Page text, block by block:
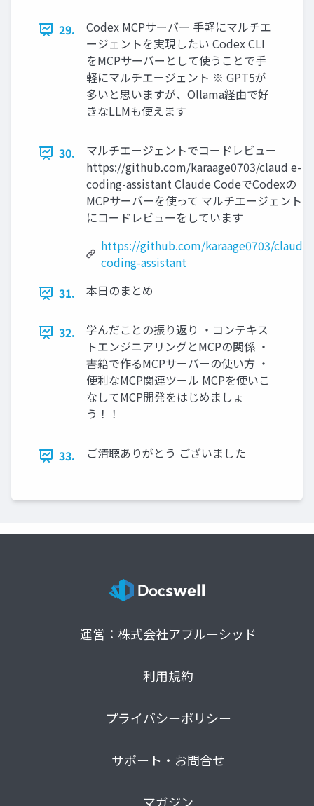
29.
Codex MCPサーバー 手軽にマルチエ
ージェントを実現したい Codex CLI
をMCPサーバーとして使うことで手
軽にマルチエージェント ※ GPT5が
多いと思いますが、Ollama経由で好
きなLLMも使えます
30.
マルチエージェントでコードレビュー
https://github.com/karaage0703/claud e-
coding-assistant Claude CodeでCodexの
MCPサーバーを使って マルチエージェント的
にコードレビューをしています
https://github.com/karaage0703/claude-
coding-assistant
31.
本日のまとめ
32.
学んだことの振り返り ・コンテキス
トエンジニアリングとMCPの関係 ・
書籍で作るMCPサーバーの使い方 ・
便利なMCP関連ツール MCPを使いこ
なしてMCP開発をはじめましょ
う！！
33. ご清聴ありがとう ございました
運営：株式会社アプルーシッド
利用規約
プライバシーポリシー
サポート・お問合せ
マガジン